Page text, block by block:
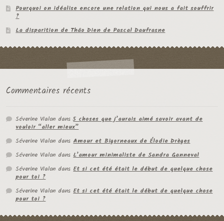
Pourquoi on idéalise encore une relation qui nous a fait souffrir
?
La disparition de Thâo Dien de Pascal Daufrasne
Commentaires récents
Séverine Vialon dans5 choses que j’aurais aimé savoir avant de
vouloir “aller mieux”
Séverine Vialon dansAmour et Bigorneaux de Élodie Drèges
Séverine Vialon dansL’amour minimaliste de Sandra Ganneval
Séverine Vialon dansEt si cet été était le début de quelque chose
pour toi ?
Séverine Vialon dansEt si cet été était le début de quelque chose
pour toi ?